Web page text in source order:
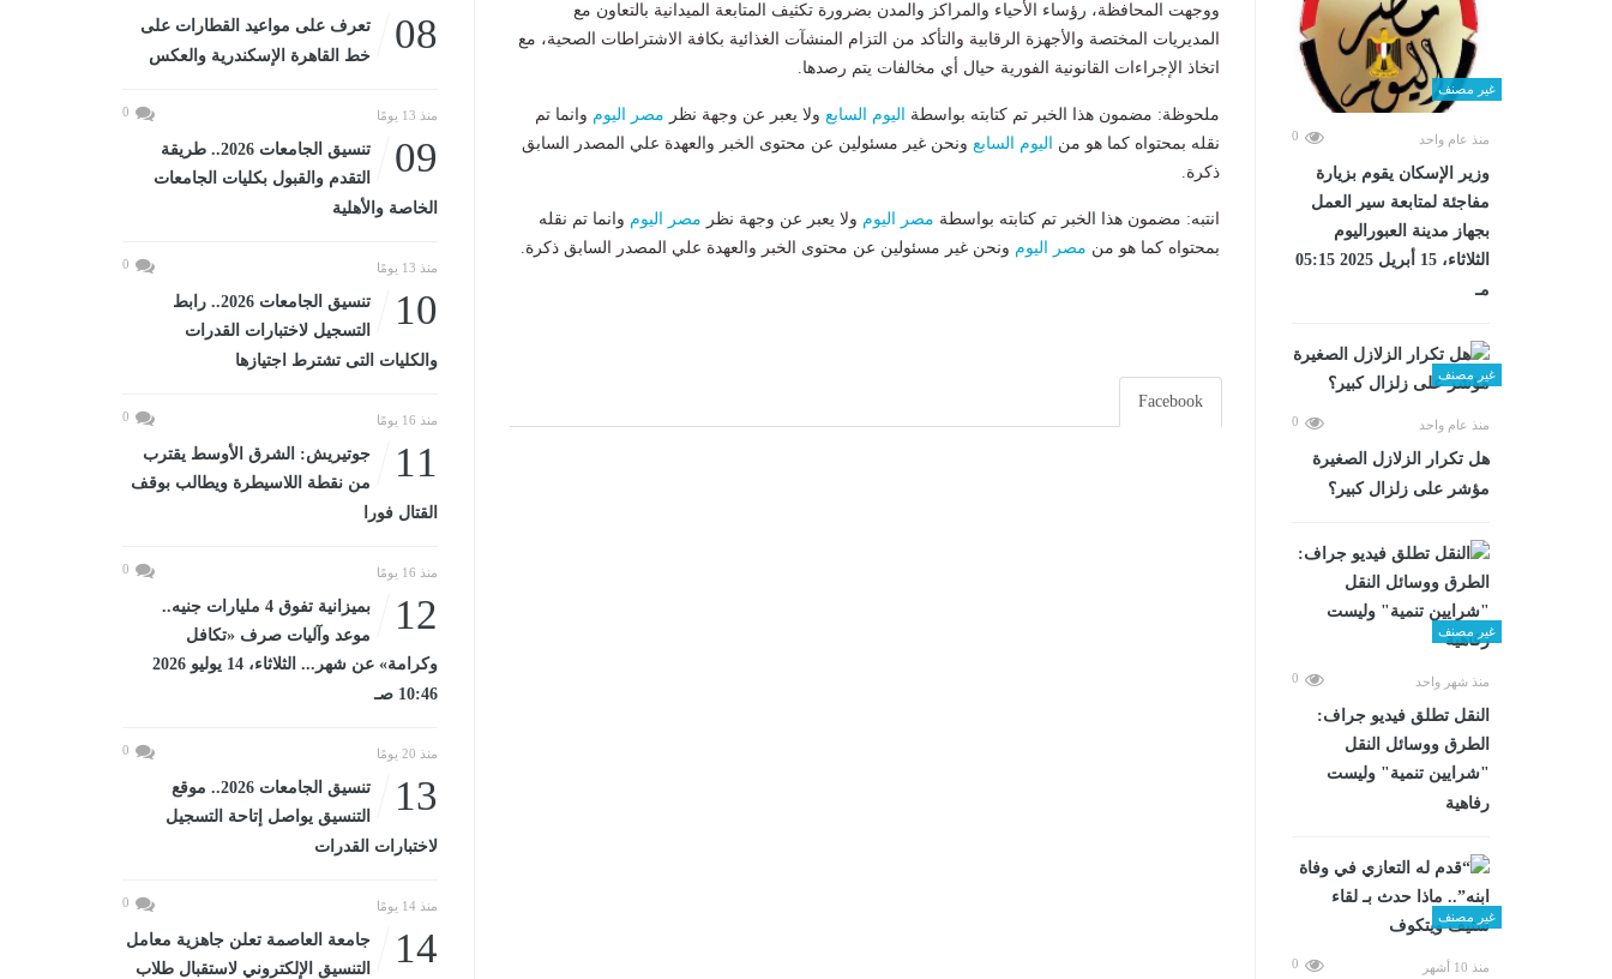
غير مصنف
منذ عام واحد 0
وزير الإسكان يقوم بزيارة
مفاجئة لمتابعة سير العمل
بجهاز مدينة العبوراليوم
الثلاثاء، 15 أبريل 2025 05:15
مـ
غير مصنف
منذ عام واحد 0
هل تكرار الزلازل الصغيرة
مؤشر على زلزال كبير؟
غير مصنف
منذ شهر واحد 0
​النقل تطلق فيديو جراف:
الطرق ووسائل النقل
"شرايين تنمية" وليست
رفاهية
غير مصنف
منذ 10 أشهر 0
ووجهت المحافظة، رؤساء الأحياء والمراكز والمدن بضرورة تكثيف المتابعة الميدانية بالتعاون مع
المديريات المختصة والأجهزة الرقابية والتأكد من التزام المنشآت الغذائية بكافة الاشتراطات الصحية، مع
اتخاذ الإجراءات القانونية الفورية حيال أي مخالفات يتم رصدها.
ملحوظة: مضمون هذا الخبر تم كتابته بواسطة اليوم السابع ولا يعبر عن وجهة نظر مصر اليوم وانما تم
نقله بمحتواه كما هو من
اليوم السابع ونحن غير مسئولين عن محتوى الخبر والعهدة علي المصدر السابق
ذكرة.
انتبه: مضمون هذا الخبر تم كتابته بواسطة مصر اليوم ولا يعبر عن وجهة نظر مصر اليوم وانما تم نقله
بمحتواه كما هو من مصر اليوم ونحن غير مسئولين عن محتوى الخبر والعهدة علي المصدر السابق ذكرة.
Facebook
08
تعرف على مواعيد القطارات على
خط القاهرة الإسكندرية والعكس
منذ 13 يومًا 0
09
تنسيق الجامعات 2026.. طريقة
التقدم والقبول بكليات الجامعات
الخاصة والأهلية
منذ 13 يومًا 0
10
تنسيق الجامعات 2026.. رابط
التسجيل لاختبارات القدرات
والكليات التى تشترط اجتيازها
منذ 16 يومًا 0
11
جوتيريش: الشرق الأوسط يقترب
من نقطة اللاسيطرة ويطالب بوقف
القتال فورا
منذ 16 يومًا 0
12
بميزانية تفوق 4 مليارات جنيه..
موعد وآليات صرف «تكافل
وكرامة» عن شهر... الثلاثاء، 14 يوليو 2026
10:46 صـ
منذ 20 يومًا 0
13
تنسيق الجامعات 2026.. موقع
التنسيق يواصل إتاحة التسجيل
لاختبارات القدرات
منذ 14 يومًا 0
14
جامعة العاصمة تعلن جاهزية معامل
التنسيق الإلكتروني لاستقبال طلاب